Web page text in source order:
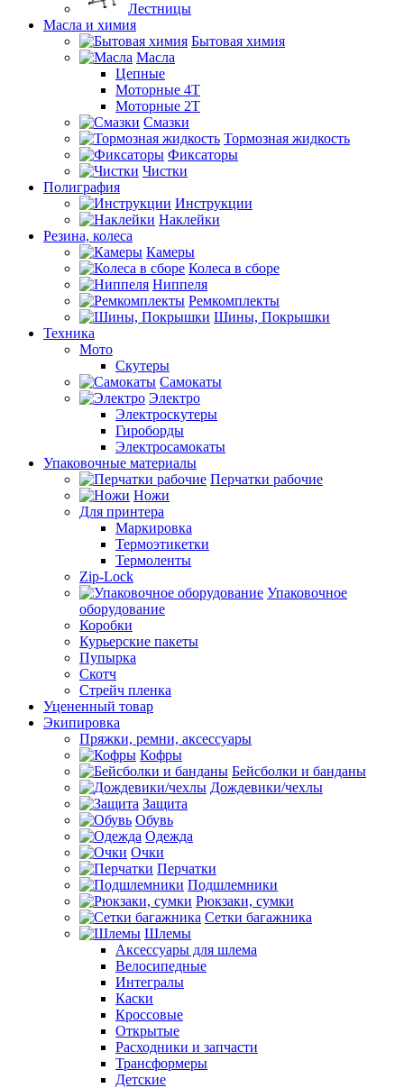
Лестницы
Масла и химия
Бытовая химия
Масла
Цепные
Моторные 4Т
Моторные 2Т
Смазки
Тормозная жидкость
Фиксаторы
Чистки
Полиграфия
Инструкции
Наклейки
Резина, колеса
Камеры
Колеса в сборе
Ниппеля
Ремкомплекты
Шины, Покрышки
Техника
Мото
Скутеры
Самокаты
Электро
Электроскутеры
Гироборды
Электросамокаты
Упаковочные материалы
Перчатки рабочие
Ножи
Для принтера
Маркировка
Термоэтикетки
Термоленты
Zip-Lock
Упаковочное
оборудование
Коробки
Курьерские пакеты
Пупырка
Скотч
Стрейч пленка
Уцененный товар
Экипировка
Пряжки, ремни, аксессуары
Кофры
Бейсболки и банданы
Дождевики/чехлы
Защита
Обувь
Одежда
Очки
Перчатки
Подшлемники
Рюкзаки, сумки
Сетки багажника
Шлемы
Аксессуары для шлема
Велосипедные
Интегралы
Каски
Кроссовые
Открытые
Расходники и запчасти
Трансформеры
Детские